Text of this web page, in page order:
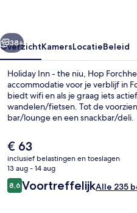
Forchheim
by
IHG
Volgende
38+
OverzichtKamersLocatieBeleid
Holiday Inn - the niu, Hop
accommodatie voor je verblijf in
biedt wifi en als je graag iets
wandelen/fietsen. Tot de
bar/lounge en een snackbar/deli.
De
huidige
prijs
is
€ 63
€ 63
inclusief belastingen en toeslagen
13 aug - 14 aug
Beoordelingen
8,68,6 op 10 –
VoortreffelijkAlle 235